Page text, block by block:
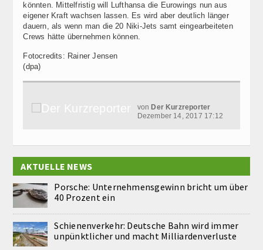
könnten. Mittelfristig will Lufthansa die Eurowings nun aus
eigener Kraft wachsen lassen. Es wird aber deutlich länger
dauern, als wenn man die 20 Niki-Jets samt eingearbeiteten
Crews hätte übernehmen können.
Fotocredits: Rainer Jensen
(dpa)
von Der Kurzreporter
Dezember 14, 2017 17:12
AKTUELLE NEWS
Porsche: Unternehmensgewinn bricht um über
40 Prozent ein
Schienenverkehr: Deutsche Bahn wird immer
unpünktlicher und macht Milliardenverluste